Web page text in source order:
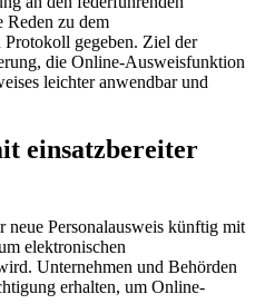
Reden zu dem
gegeben. Ziel der
die Online-Ausweisfunktion
leichter anwendbar und
einsatzbereiter
neue Personalausweis künftig mit
elektronischen
Unternehmen und Behörden
erhalten, um Online-